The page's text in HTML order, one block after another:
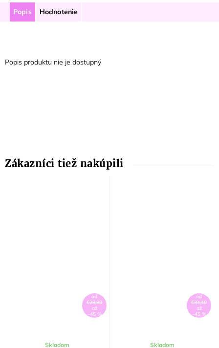
Popis Hodnotenie
Popis produktu nie je dostupný
od
€28,80
až
–45 %
Skladom
od
€34,40
až
–45 %
Skladom